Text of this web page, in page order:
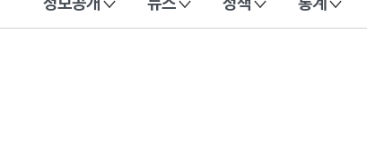
이 누리집은 대한민국 공식 전자정부 누리집입니다.